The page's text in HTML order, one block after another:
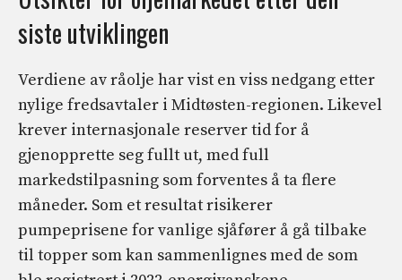
siste utviklingen
Verdiene av råolje har vist en viss nedgang etter
nylige fredsavtaler i Midtøsten-regionen. Likevel
krever internasjonale reserver tid for å
gjenopprette seg fullt ut, med full
markedstilpasning som forventes å ta flere
måneder. Som et resultat risikerer
pumpeprisene for vanlige sjåfører å gå tilbake
til topper som kan sammenlignes med de som